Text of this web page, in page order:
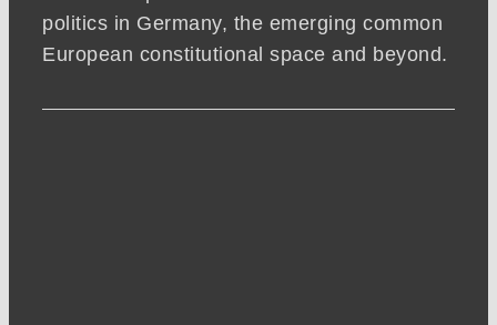
politics in Germany, the emerging common
European constitutional space and beyond.